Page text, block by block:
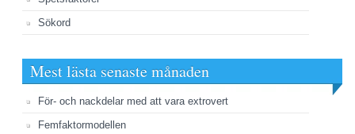
Sökord
Mest lästa senaste månaden
För- och nackdelar med att vara extrovert
Femfaktormodellen